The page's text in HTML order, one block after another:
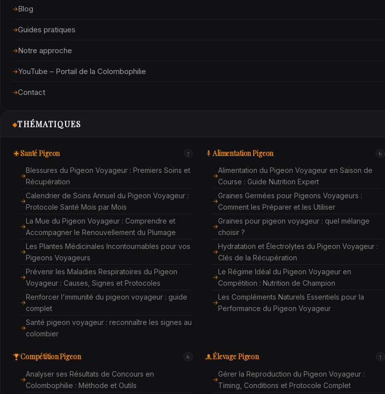
Blog
Guides pratiques
Notre approche
YouTube – Portail de la Colombophilie
Contact
◈THÉMATIQUES
Santé Pigeon 7
Blessures du Pigeon Voyageur : Premiers Soins et
Récupération
Calendrier de Soins Annuel du Pigeon Voyageur :
Protocole Santé Mois par Mois
La Mue du Pigeon Voyageur : Comprendre et
Accompagner le Renouvellement du Plumage
Les Plantes Médicinales Incontournables pour vos
Pigeons Voyageurs
Prévenir les Maladies Respiratoires du Pigeon
Voyageur : Causes, Signes et Protocoles
Renforcer l'immunité du pigeon voyageur : guide
complet
Santé pigeon voyageur : reconnaître les signes au
colombier
Alimentation Pigeon 6
Alimentation du Pigeon Voyageur en Saison de
Course : Guide Nutrition Expert
Graines Germées pour Pigeons Voyageurs :
Comment les Préparer et les Utiliser
Graines pour pigeon voyageur : quel mélange
choisir ?
Hydratation et Électrolytes du Pigeon Voyageur :
Clés de la Récupération
Le Régime Idéal du Pigeon Voyageur en
Compétition : Nutrition de Champion
Les Compléments Naturels Essentiels pour la
Performance du Pigeon Voyageur
Compétition Pigeon 6
Analyser ses Résultats de Concours en
Colombophilie : Méthode et Outils
Élevage Pigeon 7
Gérer la Reproduction du Pigeon Voyageur :
Timing, Conditions et Protocole Complet